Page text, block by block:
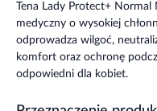
Tena Lady Protect+
medyczny o wysokiej
odprowadza wilgoć,
komfort oraz ochronę
odpowiedni dla kobiet.